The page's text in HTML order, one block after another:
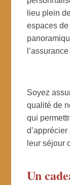
lieu plein
espaces
Soyez
qualité de
qui
leur séjour
Un